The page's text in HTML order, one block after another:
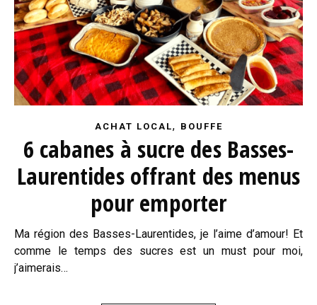
ACHAT LOCAL, BOUFFE
6 cabanes à sucre des Basses-
Laurentides offrant des menus
pour emporter
Ma région des Basses-Laurentides, je l’aime d’amour! Et
comme le temps des sucres est un must pour moi,
j’aimerais…